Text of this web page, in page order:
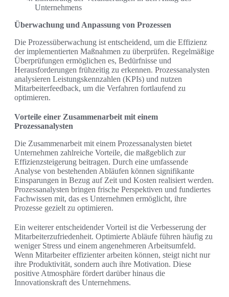
Unternehmens
Überwachung und Anpassung von Prozessen
Die Prozessüberwachung ist entscheidend, um die Effizienz
der implementierten Maßnahmen zu überprüfen. Regelmäßige
Überprüfungen ermöglichen es, Bedürfnisse und
Herausforderungen frühzeitig zu erkennen. Prozessanalysten
analysieren Leistungskennzahlen (KPIs) und nutzen
Mitarbeiterfeedback, um die Verfahren fortlaufend zu
optimieren.
Vorteile einer Zusammenarbeit mit einem
Prozessanalysten
Die Zusammenarbeit mit einem Prozessanalysten bietet
Unternehmen zahlreiche Vorteile, die maßgeblich zur
Effizienzsteigerung beitragen. Durch eine umfassende
Analyse von bestehenden Abläufen können signifikante
Einsparungen in Bezug auf Zeit und Kosten realisiert werden.
Prozessanalysten bringen frische Perspektiven und fundiertes
Fachwissen mit, das es Unternehmen ermöglicht, ihre
Prozesse gezielt zu optimieren.
Ein weiterer entscheidender Vorteil ist die Verbesserung der
Mitarbeiterzufriedenheit. Optimierte Abläufe führen häufig zu
weniger Stress und einem angenehmeren Arbeitsumfeld.
Wenn Mitarbeiter effizienter arbeiten können, steigt nicht nur
ihre Produktivität, sondern auch ihre Motivation. Diese
positive Atmosphäre fördert darüber hinaus die
Innovationskraft des Unternehmens.